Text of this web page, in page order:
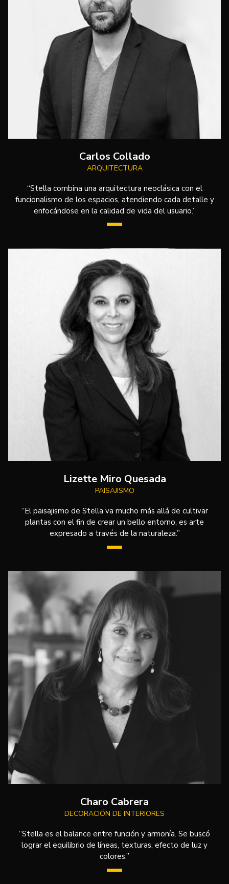
Carlos Collado
ARQUITECTURA
“Stella combina una arquitectura neoclásica con el
funcionalismo de los espacios, atendiendo cada detalle y
enfocándose en la calidad de vida del usuario.”
Lizette Miro Quesada
PAISAJISMO
“El paisajismo de Stella va mucho más allá de cultivar
plantas con el fin de crear un bello entorno, es arte
expresado a través de la naturaleza.”
Charo Cabrera
DECORACIÓN DE INTERIORES
“Stella es el balance entre función y armonía. Se buscó
lograr el equilibrio de líneas, texturas, efecto de luz y
colores.”